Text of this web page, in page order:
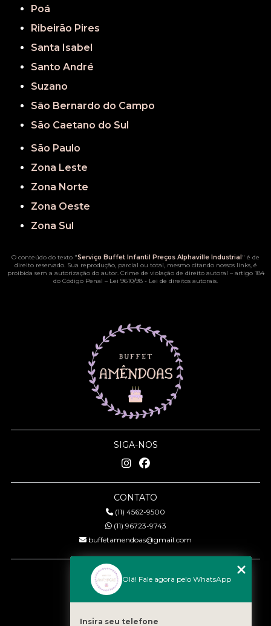
Poá
Ribeirão Pires
Santa Isabel
Santo André
Suzano
São Bernardo do Campo
São Caetano do Sul
São Paulo
Zona Leste
Zona Norte
Zona Oeste
Zona Sul
O conteúdo do texto "Serviço Buffet Infantil Preços Alphaville Industrial" é de
direito reservado. Sua reprodução, parcial ou total, mesmo citando nossos links, é
proibida sem a autorização do autor. Crime de violação de direito autoral – artigo 184
do Código Penal – Lei 9610/98 - Lei de direitos autorais
SIGA-NOS
CONTATO
(11) 4562-9500
(11) 96723-9743
buffetamendoas@gmail.com
MENU
Quem somos
Serviços
Olá! Fale agora pelo WhatsApp
Insira seu telefone